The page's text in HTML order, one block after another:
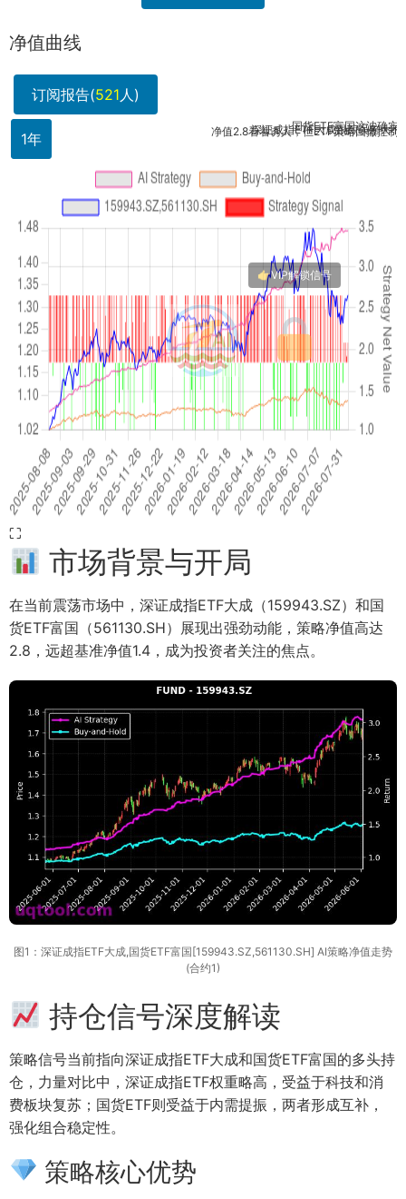
净值曲线
订阅报告(521人)
1年
⛶
净值2.8看着诱人，但ETF策略回撤控制如何
国货ETF富国这波确实猛，
深证成指ETF大成跟踪误差大不大？
市场背景与开局
在当前震荡市场中，深证成指ETF大成（159943.SZ）和国
货ETF富国（561130.SH）展现出强劲动能，策略净值高达
2.8，远超基准净值1.4，成为投资者关注的焦点。
图1：深证成指ETF大成,国货ETF富国[159943.SZ,561130.SH] AI策略净值走势
(合约1)
持仓信号深度解读
策略信号当前指向深证成指ETF大成和国货ETF富国的多头持
仓，力量对比中，深证成指ETF权重略高，受益于科技和消
费板块复苏；国货ETF则受益于内需提振，两者形成互补，
强化组合稳定性。
策略核心优势